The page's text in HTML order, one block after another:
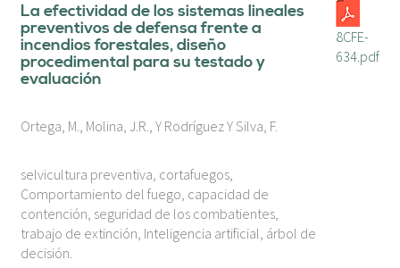
La efectividad de los sistemas lineales
preventivos de defensa frente a
incendios forestales, diseño
procedimental para su testado y
evaluación
Ortega, M., Molina, J.R., Y Rodríguez Y Silva, F.
selvicultura preventiva, cortafuegos,
Comportamiento del fuego, capacidad de
contención, seguridad de los combatientes,
trabajo de extinción, Inteligencia artificial, árbol de
decisión.
8CFE-
634.pdf